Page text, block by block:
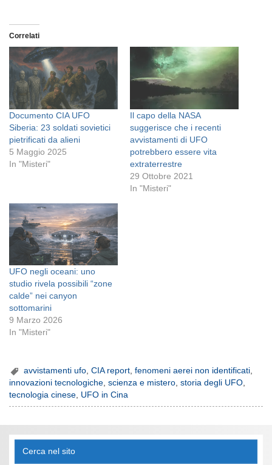
Correlati
Documento CIA UFO
Siberia: 23 soldati sovietici
pietrificati da alieni
5 Maggio 2025
In "Misteri"
Il capo della NASA
suggerisce che i recenti
avvistamenti di UFO
potrebbero essere vita
extraterrestre
29 Ottobre 2021
In "Misteri"
UFO negli oceani: uno
studio rivela possibili “zone
calde” nei canyon
sottomarini
9 Marzo 2026
In "Misteri"
avvistamenti ufo ,CIA report ,fenomeni aerei non identificati
innovazioni tecnologiche,scienza e mistero,storia degli UFO,
tecnologia cinese, UFO in Cina
Cerca nel sito